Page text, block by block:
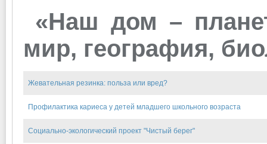
«Наш дом –
мир, география,
Жевательная резинка: польза или вред?
Профилактика кариеса у детей младшего школьного возраста
Социально-экологический проект "Чистый берег"